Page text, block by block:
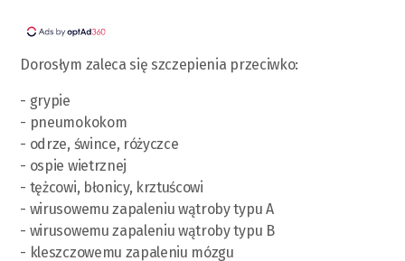
Dorosłym zaleca się szczepienia przeciwko:
- grypie
- pneumokokom
- odrze, śwince, różyczce
- ospie wietrznej
- tężcowi, błonicy, krztuścowi
- wirusowemu zapaleniu wątroby typu A
- wirusowemu zapaleniu wątroby typu B
- kleszczowemu zapaleniu mózgu